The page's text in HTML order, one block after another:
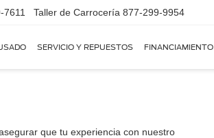
7611 Taller de Carrocería 877-299-9954
SERVICIO Y REPUESTOS FINANCIAMIENTO
que tu experiencia con nuestro